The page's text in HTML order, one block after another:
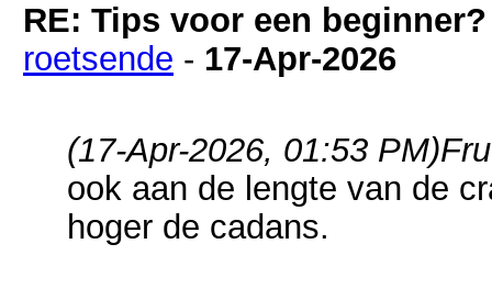
RE: Tips voor een
roetsende - 17-Apr-2026
(17-Apr-2026, 01:53 PM)
ook aan de lengte van de
hoger de cadans.